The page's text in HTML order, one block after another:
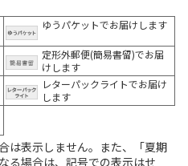
ゆうパケットでお届けします
定形外郵便(簡易書留)でお届
けします
レターパックライトでお届け
します
は表示しません。また、「夏期
る場合は、記号での表示はせ